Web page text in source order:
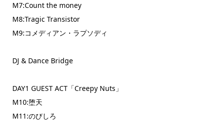
M7:Count the money
M8:Tragic Transistor
M9:コメディアン・ラプソディ
DJ & Dance Bridge
DAY1 GUEST ACT「Creepy Nuts」
M10:堕天
M11:のびしろ